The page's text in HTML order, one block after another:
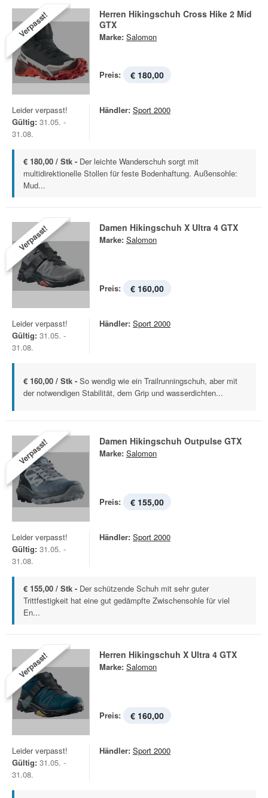
Verpasst!
Herren Hikingschuh Cross Hike 2 Mid
GTX
Marke: Salomon
Preis: € 180,00
Leider verpasst!
Gültig: 31.05. -
31.08.
Händler: Sport 2000
€ 180,00 / Stk - Der leichte Wanderschuh sorgt mit
multidirektionelle Stollen für feste Bodenhaftung. Außensohle:
Mud...
Verpasst! Damen Hikingschuh X Ultra 4 GTX
Marke: Salomon
Preis: € 160,00
Leider verpasst!
Gültig: 31.05. -
31.08.
Händler: Sport 2000
€ 160,00 / Stk - So wendig wie ein Trailrunningschuh, aber mit
der notwendigen Stabilität, dem Grip und wasserdichten...
Verpasst! Damen Hikingschuh Outpulse GTX
Marke: Salomon
Preis: € 155,00
Leider verpasst!
Gültig: 31.05. -
31.08.
Händler: Sport 2000
€ 155,00 / Stk - Der schützende Schuh mit sehr guter
Trittfestigkeit hat eine gut gedämpfte Zwischensohle für viel
En...
Verpasst! Herren Hikingschuh X Ultra 4 GTX
Marke: Salomon
Preis: € 160,00
Leider verpasst!
Gültig: 31.05. -
31.08.
Händler: Sport 2000